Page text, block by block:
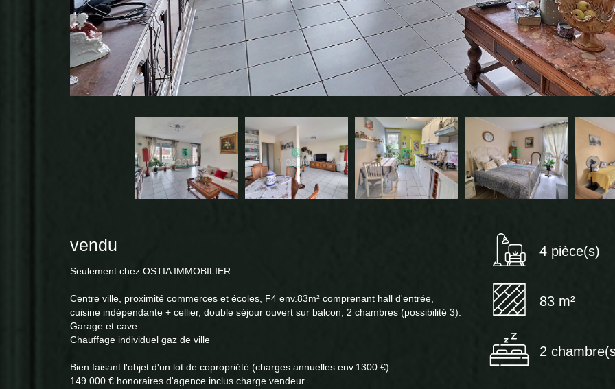
vendu
Seulement chez OSTIA IMMOBILIER
Centre ville, proximité commerces et écoles, F4 env.83m² comprenant hall d'entrée,
cuisine indépendante + cellier, double séjour ouvert sur balcon, 2 chambres (possibilité 3).
Garage et cave
Chauffage individuel gaz de ville
Bien faisant l'objet d'un lot de copropriété (charges annuelles env.1300 €).
149 000 € honoraires d'agence inclus charge vendeur
4 pièce(s)
83 m²
2